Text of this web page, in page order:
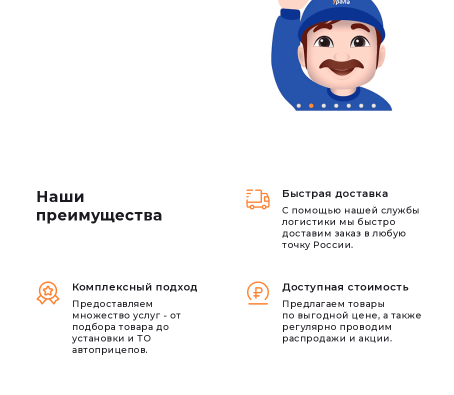
Наши
преимущества
Быстрая доставка
С помощью нашей службы
логистики мы быстро
доставим заказ в любую
точку России.
Комплексный подход
Предоставляем
множество услуг - от
подбора товара до
установки и ТО
автоприцепов.
Доступная стоимость
Предлагаем товары
по выгодной цене, а также
регулярно проводим
распродажи и акции.